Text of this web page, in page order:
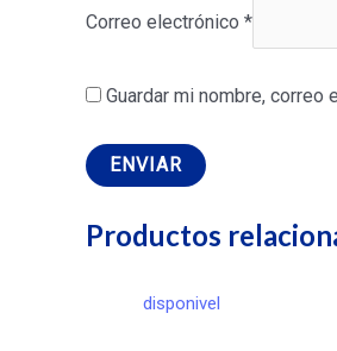
Correo electrónico *
Guardar mi nombre,
Productos
disponivel